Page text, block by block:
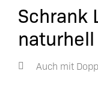
Schrank
naturhell
Auch mit